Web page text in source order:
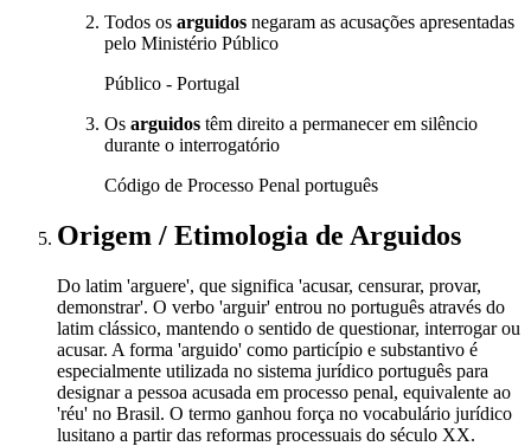
Todos os arguidos negaram as acusações apresentadas
pelo Ministério Público
Público - Portugal
Os arguidos têm direito a permanecer em silêncio
durante o interrogatório
Código de Processo Penal português
Origem / Etimologia de Arguidos
Do latim 'arguere', que significa 'acusar, censurar, provar,
demonstrar'. O verbo 'arguir' entrou no português através do
latim clássico, mantendo o sentido de questionar, interrogar ou
acusar. A forma 'arguido' como particípio e substantivo é
especialmente utilizada no sistema jurídico português para
designar a pessoa acusada em processo penal, equivalente ao
'réu' no Brasil. O termo ganhou força no vocabulário jurídico
lusitano a partir das reformas processuais do século XX.